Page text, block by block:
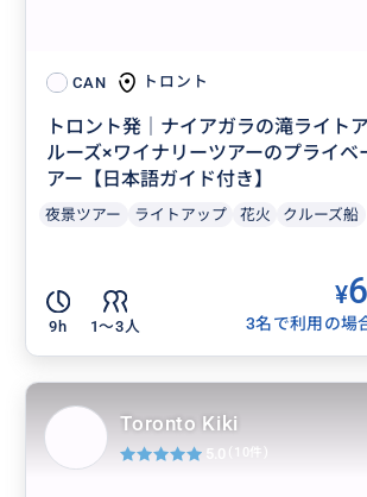
CAN トロント
トロント発｜ナイアガラの滝ライト
ルーズ×ワイナリーツアーのプライベ
アー【日本語ガイド付き】
夜景ツアー ライトアップ 花火 クルーズ船
9h 1〜3人
¥
3名で利用の場
Toronto Kiki
5.0 (10件)